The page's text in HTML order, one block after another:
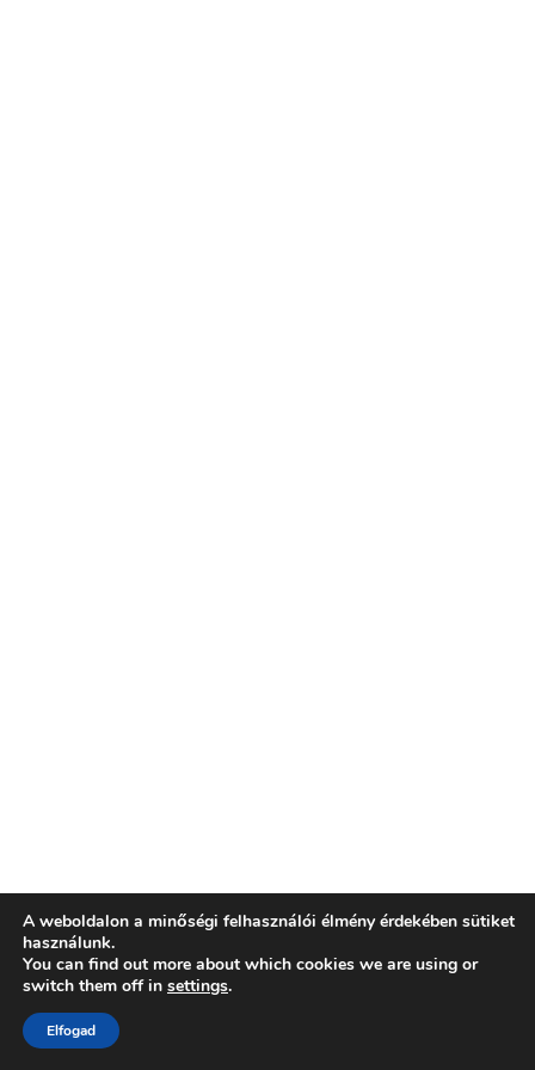
A weboldalon a minőségi felhasználói élmény érdekében sütiket
használunk.
You can find out more about which cookies we are using or
switch them off in settings.
Elfogad